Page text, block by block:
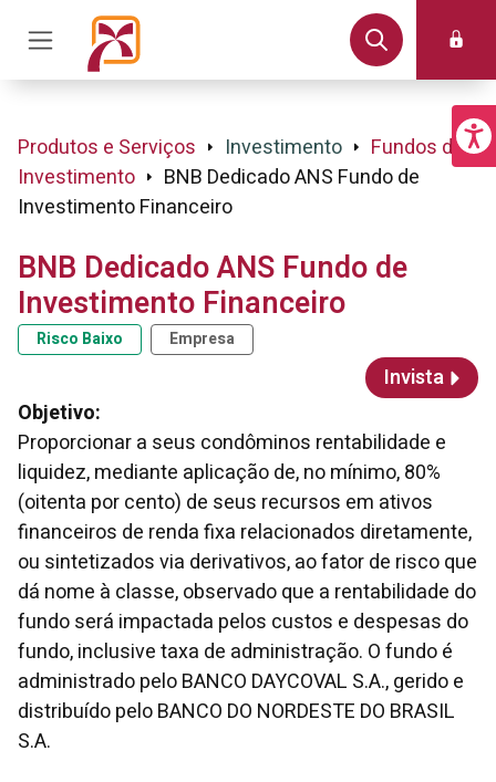
Produtos e Serviços Investimento
Fundos de
Investimento
BNB Dedicado ANS Fundo de
Investimento Financeiro
BNB Dedicado ANS Fundo de
Investimento Financeiro
Risco Baixo Empresa
Invista
Objetivo:
Proporcionar a seus condôminos rentabilidade e
liquidez, mediante aplicação de, no mínimo, 80%
(oitenta por cento) de seus recursos em ativos
financeiros de renda fixa relacionados diretamente,
ou sintetizados via derivativos, ao fator de risco que
dá nome à classe, observado que a rentabilidade do
fundo será impactada pelos custos e despesas do
fundo, inclusive taxa de administração. O fundo é
administrado pelo BANCO DAYCOVAL S.A., gerido e
distribuído pelo BANCO DO NORDESTE DO BRASIL
S.A.